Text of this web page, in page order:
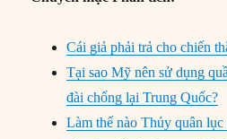
Cái giả phải trả cho chiến
Tại sao Mỹ nên sử dụng
đài chống lại Trung Quốc?
Làm thế nào Thủy quân